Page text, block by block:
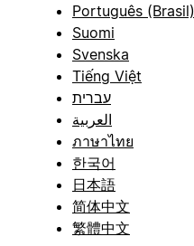
Português (Brasil)
Suomi
Svenska
Tiếng Việt
עברית
العربية
ภาษาไทย
한국어
日本語
简体中文
繁體中文